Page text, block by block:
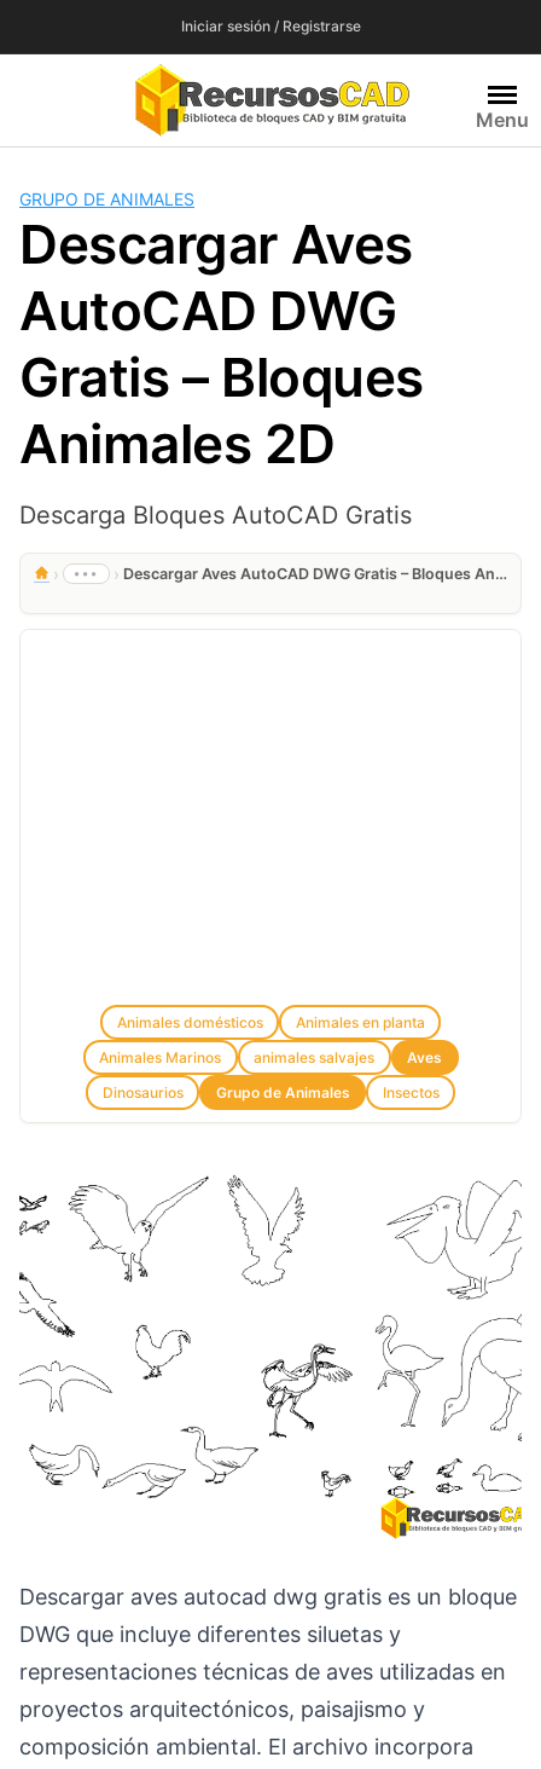
Iniciar sesión / Registrarse
Menu
GRUPO DE ANIMALES
Descargar Aves
AutoCAD DWG
Gratis – Bloques
Animales 2D
Descarga Bloques AutoCAD Gratis
› ••• › Descargar Aves AutoCAD DWG Gratis – Bloques Animales 2D
Animales domésticos
Animales en planta
Animales Marinos
animales salvajes
Aves
Dinosaurios
Grupo de Animales Insectos
Descargar aves autocad dwg gratis es un bloque
DWG que incluye diferentes siluetas y
representaciones técnicas de aves utilizadas en
proyectos arquitectónicos, paisajismo y
composición ambiental. El archivo incorpora